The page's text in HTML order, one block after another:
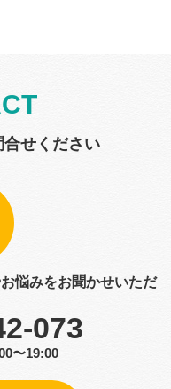
合せください
悩みをお聞かせいただ
073
〜19:00